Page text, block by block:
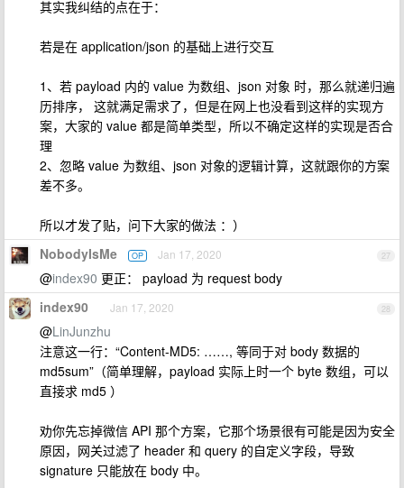
其实我纠结的点在于：
若是在 application/json 的基础上进行交互
1、若 payload 内的 value 为数组、json 对象 时，那么就递归遍
历排序， 这就满足需求了，但是在网上也没看到这样的实现方
案，大家的 value 都是简单类型，所以不确定这样的实现是否合
理
2、忽略 value 为数组、json 对象的逻辑计算，这就跟你的方案
差不多。
所以才发了贴，问下大家的做法 ：）
27
NobodyIsMe OP Jan 17, 2020
@index90 更正： payload 为 request body
28
index90 Jan 17, 2020
@LinJunzhu
注意这一行：“Content-MD5: ……, 等同于对 body 数据的
md5sum”（简单理解，payload 实际上时一个 byte 数组，可以
直接求 md5 ）
劝你先忘掉微信 API 那个方案，它那个场景很有可能是因为安全
原因，网关过滤了 header 和 query 的自定义字段，导致
signature 只能放在 body 中。